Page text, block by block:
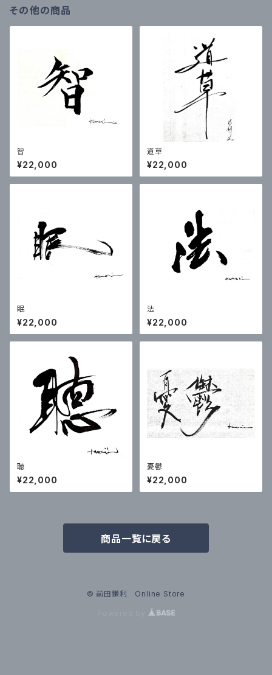
その他の商品
智
¥22,000
道草
¥22,000
眠
¥22,000
法
¥22,000
聴
¥22,000
憂鬱
¥22,000
商品一覧に戻る
© 前田鎌利 Online Store